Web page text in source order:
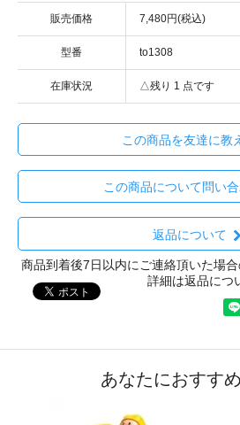
販売価格 7,480円(税込)
型番 to1308
在庫状況 △残り 1 点です
この商品を友達に教
この商品について問い
返品について
商品到着後7日以内にご連絡頂いた場合
詳細は返品につ
あなたにおすす